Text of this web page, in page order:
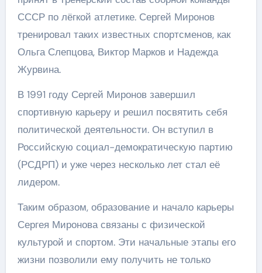
СССР по лёгкой атлетике. Сергей Миронов
тренировал таких известных спортсменов, как
Ольга Слепцова, Виктор Марков и Надежда
Журвина.
В 1991 году Сергей Миронов завершил
спортивную карьеру и решил посвятить себя
политической деятельности. Он вступил в
Российскую социал-демократическую партию
(РСДРП) и уже через несколько лет стал её
лидером.
Таким образом, образование и начало карьеры
Сергея Миронова связаны с физической
культурой и спортом. Эти начальные этапы его
жизни позволили ему получить не только